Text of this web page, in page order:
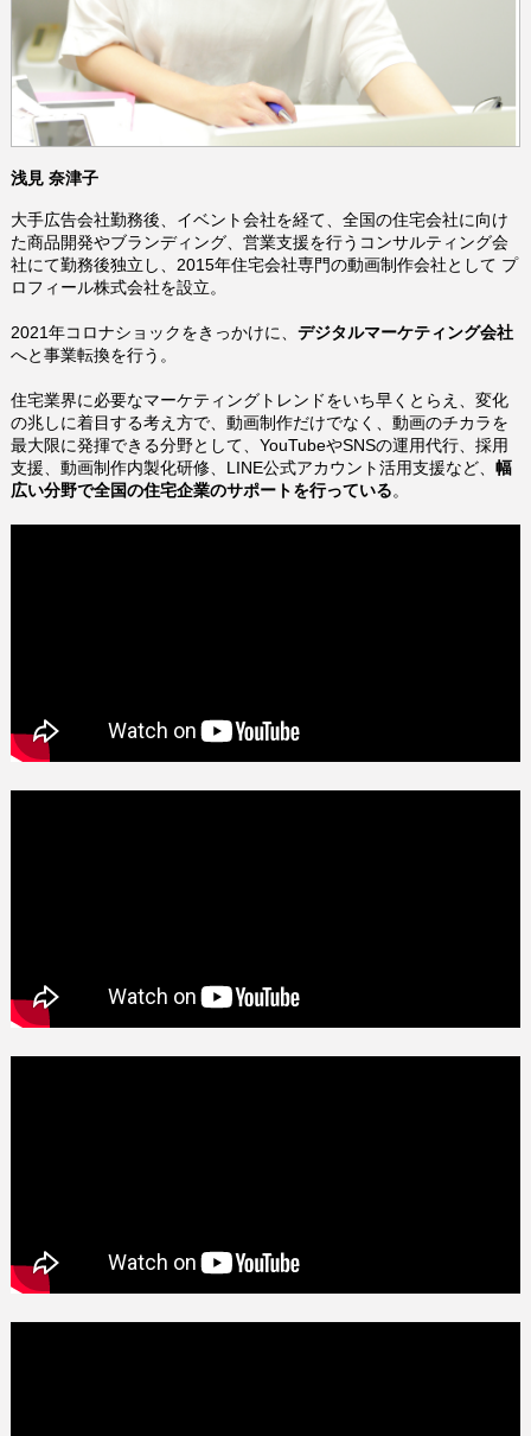
浅見 奈津子
大手広告会社勤務後、イベント会社を経て、全国の住宅会社に向け
た商品開発やブランディング、営業支援を行うコンサルティング会
社にて勤務後独立し、2015年住宅会社専門の動画制作会社として プ
ロフィール株式会社を設立。
2021年コロナショックをきっかけに、 デジタルマーケティング会社
へと事業転換を行う。
住宅業界に必要なマーケティングトレンドをいち早くとらえ、 変化
の兆しに着目する考え方で、 動画制作だけでなく、動画のチカラを
最大限に発揮できる分野として、YouTubeやSNSの運用代行、採用
支援、動画制作内製化研修、LINE公式アカウント活用支援など、 幅
広い分野で全国の住宅企業のサポートを行っている。